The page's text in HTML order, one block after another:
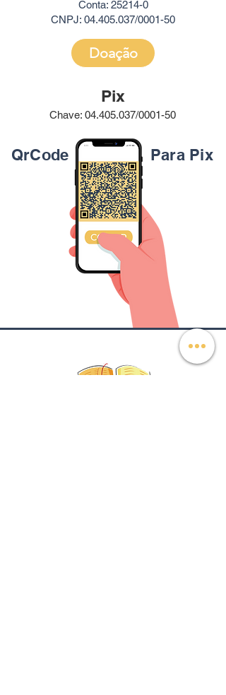
Conta: 25214-0
CNPJ: 04.405.037/0001-50
Doação
Pix
Chave: 04.405.037/0001-50
QrCode Para Pix